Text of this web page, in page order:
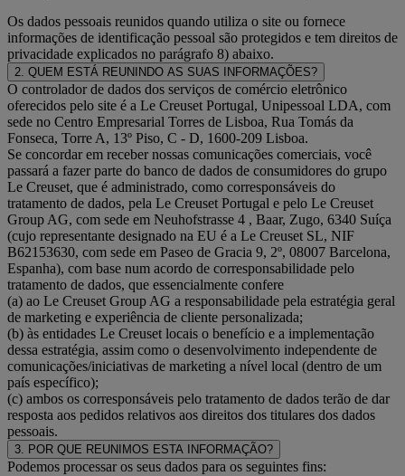
Os dados pessoais reunidos quando utiliza o site ou fornece
informações de identificação pessoal são protegidos e tem direitos de
privacidade explicados no parágrafo 8) abaixo.
2. QUEM ESTÁ REUNINDO AS SUAS INFORMAÇÕES?
O controlador de dados dos serviços de comércio eletrônico
oferecidos pelo site é a Le Creuset Portugal, Unipessoal LDA, com
sede no Centro Empresarial Torres de Lisboa, Rua Tomás da
Fonseca, Torre A, 13º Piso, C - D, 1600-209 Lisboa.
Se concordar em receber nossas comunicações comerciais, você
passará a fazer parte do banco de dados de consumidores do grupo
Le Creuset, que é administrado, como corresponsáveis do
tratamento de dados, pela Le Creuset Portugal e pelo Le Creuset
Group AG, com sede em Neuhofstrasse 4 , Baar, Zugo, 6340 Suíça
(cujo representante designado na EU é a Le Creuset SL, NIF
B62153630, com sede em Paseo de Gracia 9, 2º, 08007 Barcelona,
Espanha), com base num acordo de corresponsabilidade pelo
tratamento de dados, que essencialmente confere
(a) ao Le Creuset Group AG a responsabilidade pela estratégia geral
de marketing e experiência de cliente personalizada;
(b) às entidades Le Creuset locais o benefício e a implementação
dessa estratégia, assim como o desenvolvimento independente de
comunicações/iniciativas de marketing a nível local (dentro de um
país específico);
(c) ambos os corresponsáveis pelo tratamento de dados terão de dar
resposta aos pedidos relativos aos direitos dos titulares dos dados
pessoais.
3. POR QUE REUNIMOS ESTA INFORMAÇÃO?
Podemos processar os seus dados para os seguintes fins: